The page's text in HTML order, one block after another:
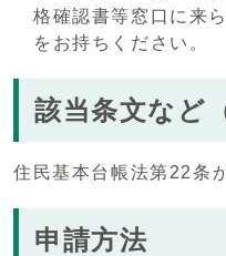
格確認書等窓口に来
をお持ちください。
該当条文など
住民基本台帳法第22条
申請方法